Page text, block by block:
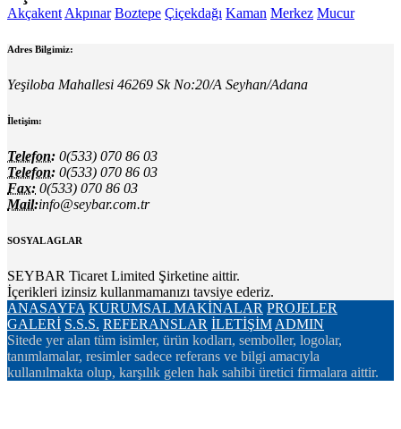
Akçakent Akpınar Boztepe Çiçekdağı Kaman Merkez Mucur
Adres Bilgimiz:
Yeşiloba Mahallesi 46269 Sk No:20/A Seyhan/Adana
İletişim:
Telefon: 0(533) 070 86 03
Telefon: 0(533) 070 86 03
Fax: 0(533) 070 86 03
Mail:info@seybar.com.tr
SOSYAL AGLAR
SEYBAR Ticaret Limited Şirketine aittir.
İçerikleri izinsiz kullanmamanızı tavsiye ederiz.
ANASAYFA KURUMSAL MAKİNALAR PROJELER
GALERİ S.S.S. REFERANSLAR İLETİŞİM ADMIN
Sitede yer alan tüm isimler, ürün kodları, semboller, logolar,
tanımlamalar, resimler sadece referans ve bilgi amacıyla
kullanılmakta olup, karşılık gelen hak sahibi üretici firmalara aittir.